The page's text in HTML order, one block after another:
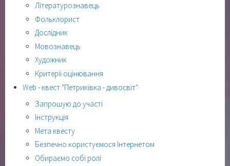
Літературознавець
Фольклорист
Дослідник
Мовознавець
Художник
Критерії оцінювання
Web - квест "Петриківка - дивосвіт"
Запрошую до участі
Інструкція
Мета квесту
Безпечно користуємося Інтернетом
Обираємо собі ролі